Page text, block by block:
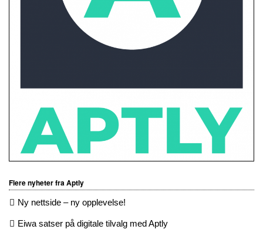
Flere nyheter fra Aptly
Ny nettside – ny opplevelse!
Eiwa satser på digitale tilvalg med Aptly